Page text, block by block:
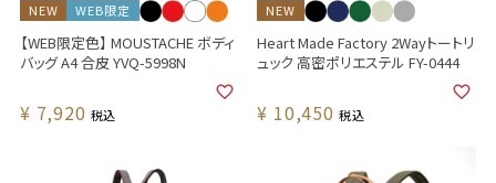
NEW WEB限定
【WEB限定色】 MOUSTACHE ボディ
バッグ A4 合皮 YVQ-5998N
¥ 7,920 税込
NEW
Heart Made Factory 2Wayトートリ
ュック 高密ポリエステル FY-0444
¥ 10,450 税込